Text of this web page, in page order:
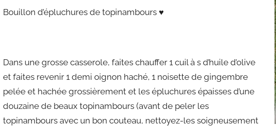
l
2
f
é
Bouillon d’épluchures de topinambours ♥
Dans une grosse casserole, faites chauffer 1 cuil à s d’huile d’olive
et faites revenir 1 demi oignon haché, 1 noisette de gingembre
pelée et hachée grossièrement et les épluchures épaisses d’une
douzaine de beaux topinambours (avant de peler les
topinambours avec un bon couteau, nettoyez-les soigneusement